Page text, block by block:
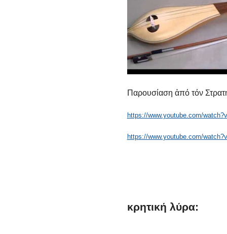
Παρουσίαση ἀπό τόν
https://www.youtube.com/watch?
https://www.youtube.com/
κρητική λύρα: